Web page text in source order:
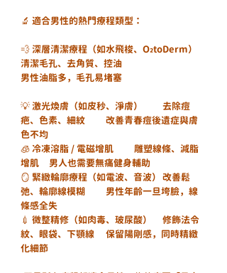
🔬 適合男性的熱門療程類型：
💨 深層清潔療程（如水飛梭、O₂toDerm）
清潔毛孔、去角質、控油
男性油脂多，毛孔易堵塞
💡 激光煥膚（如皮秒、淨膚）	去除痘
疤、色素、細紋	改善青春痘後遺症與膚
色不均
🧊 冷凍溶脂 / 電磁增肌	雕塑線條、減脂
增肌	男人也需要無痛健身輔助
🪞 緊緻輪廓療程（如電波、音波）	改善鬆
弛、輪廓線模糊	男性年齡一旦垮臉，線
條感全失
💉 微整精修（如肉毒、玻尿酸）	修飾法令
紋、眼袋、下顎線	保留陽剛感，同時精緻
化細節